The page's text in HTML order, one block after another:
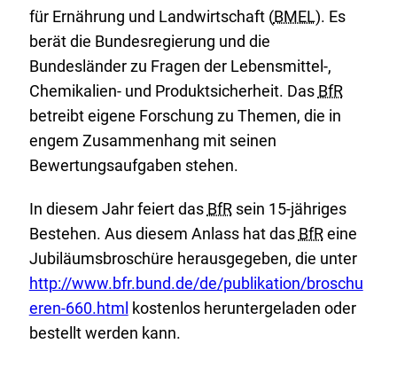
für Ernährung und Landwirtschaft (BMEL). Es
berät die Bundesregierung und die
Bundesländer zu Fragen der Lebensmittel-,
Chemikalien- und Produktsicherheit. Das BfR
betreibt eigene Forschung zu Themen, die in
engem Zusammenhang mit seinen
Bewertungsaufgaben stehen.
In diesem Jahr feiert das BfRsein 15-jähriges
Bestehen. Aus diesem Anlass hat das BfReine
Jubiläumsbroschüre herausgegeben, die unterE
x
t
http://www.bfr.bund.de/de/publikation/broschu
eren-660.html kostenlos heruntergeladen oder
bestellt werden kann.